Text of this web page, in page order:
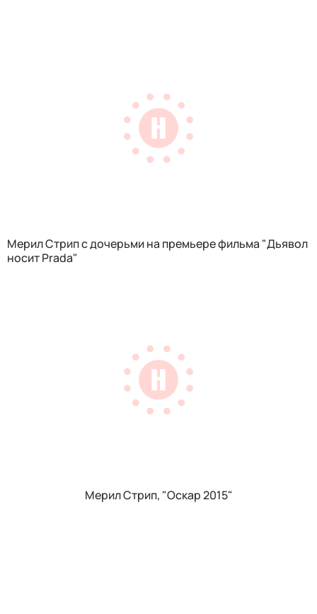
Мерил Стрип с дочерьми на премьере фильма "Дьявол
носит Prada"
Мерил Стрип, "Оскар 2015"